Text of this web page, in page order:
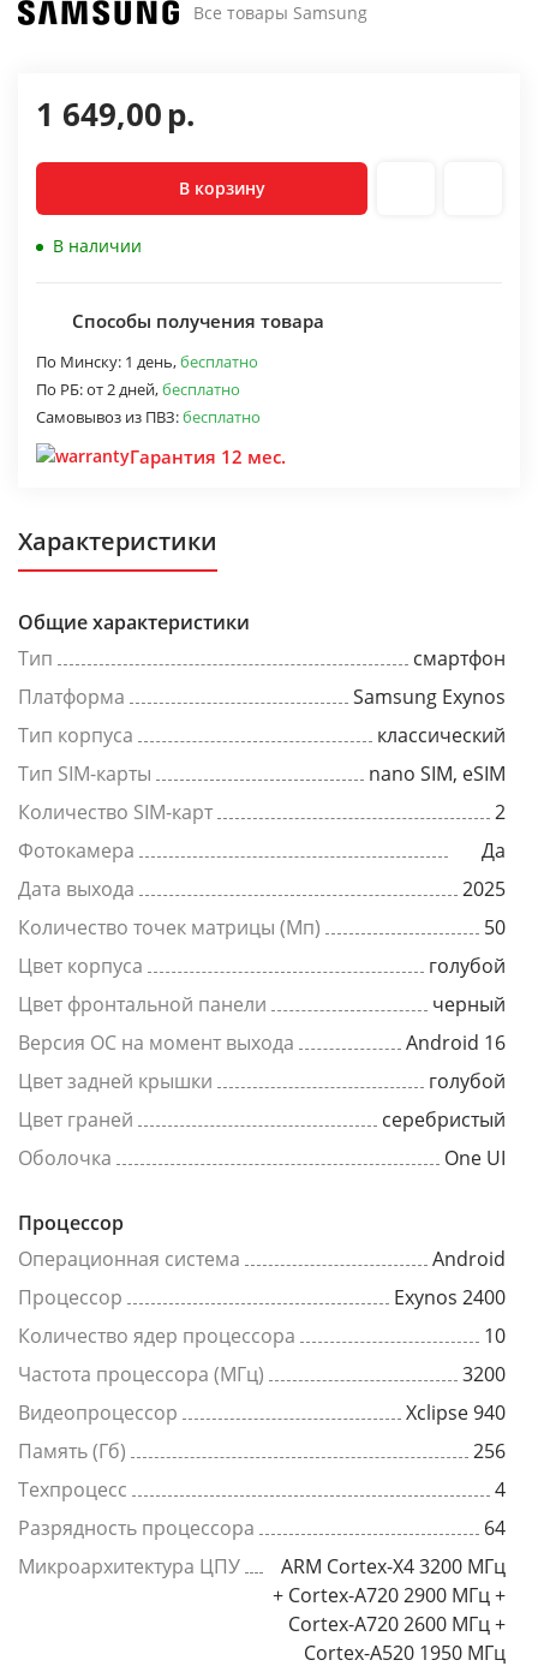
Все товары Samsung
1 649,00р.
В корзину
В наличии
Способы получения товара
По Минску: 1 день,бесплатно
По РБ:от 2 дней,бесплатно
Самовывоз из ПВЗ:бесплатно
Гарантия 12 мес.
Характеристики
Общие характеристики
Тип
смартфон
Платформа
Samsung Exynos
Тип корпуса
классический
Тип SIM-карты
nano SIM, eSIM
Количество SIM-карт
2
Фотокамера
Да
Дата выхода
2025
Количество точек матрицы (Мп)
50
Цвет корпуса
голубой
Цвет фронтальной панели
черный
Версия ОС на момент выхода
Android 16
Цвет задней крышки
голубой
Цвет граней
серебристый
Оболочка
One UI
Процессор
Операционная система
Android
Процессор
Exynos 2400
Количество ядер процессора
10
Частота процессора (МГц)
3200
Видеопроцессор
Xclipse 940
Память (Гб)
256
Техпроцесс
4
Разрядность процессора
64
Микроархитектура ЦПУ
ARM Cortex-X4 3200 МГц
+ Cortex-A720 2900 МГц +
Cortex-A720 2600 МГц +
Cortex-A520 1950 МГц